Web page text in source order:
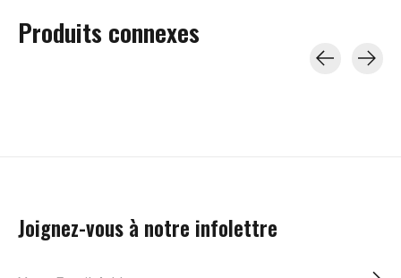
Produits connexes
Joignez-vous à notre infolettre